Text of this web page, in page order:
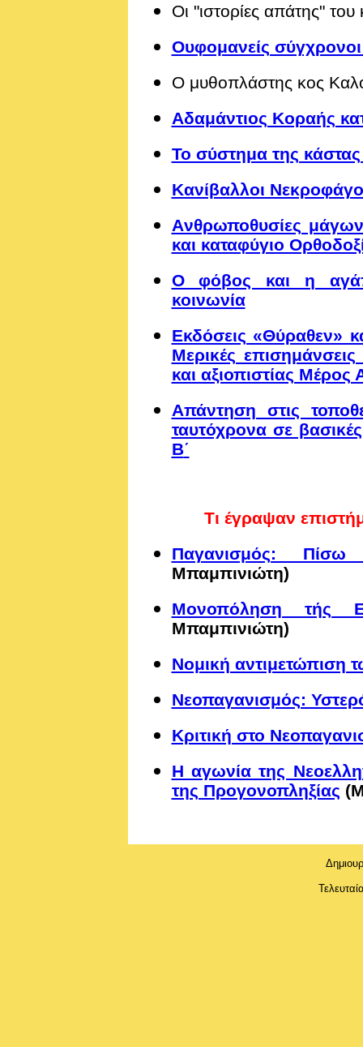
Οι "ιστορίες απάτης"
Ουφομανείς
Ο μυθοπλάστης κος
Αδαμάντιος Κοραής
Το σύστημα της
Κανίβαλλοι
Aνθρωποθυσίες
και καταφύγιο
Ο φόβος και η
κοινωνία
Εκδόσεις «Θύραθεν»
Μερικές επισημάνσεις
και αξιοπιστίας Μέρος
Απάντηση στις
ταυτόχρονα σε
Β΄
Τι έγραψαν ε
Παγανισμός: Πίσω
Μπαμπινιώτη)
Μονοπόληση τής
Μπαμπινιώτη)
Νομική αντιμετώπιση
Νεοπαγανισμός:
Κριτική στο
Η αγωνία της
της Προγονοπληξίας